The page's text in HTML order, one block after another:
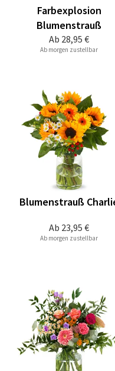
Ab 28,95 €
Farbexplosion
Blumenstrauß
Ab morgen zustellbar
Ab 23,95 €
Blumenstrauß
Ab morgen zustellbar